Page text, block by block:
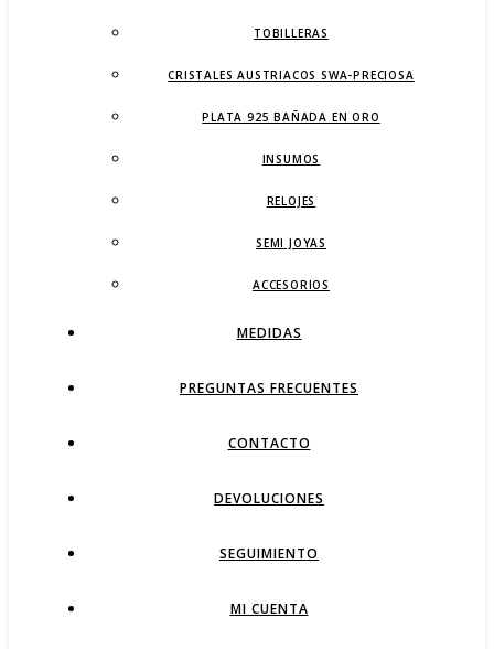
TOBILLERAS
CRISTALES AUSTRIACOS SWA-PRECIOSA
PLATA 925 BAÑADA EN ORO
INSUMOS
RELOJES
SEMI JOYAS
ACCESORIOS
MEDIDAS
PREGUNTAS FRECUENTES
CONTACTO
DEVOLUCIONES
SEGUIMIENTO
MI CUENTA